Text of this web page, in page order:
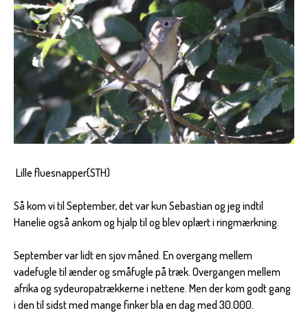
Lille fluesnapper(STH)
Så kom vi til September, det var kun Sebastian og jeg indtil
Hanelie også ankom og hjalp til og blev oplært i ringmærkning.
September var lidt en sjov måned. En overgang mellem
vadefugle til ænder og småfugle på træk. Overgangen mellem
afrika og sydeuropatrækkerne i nettene. Men der kom godt gang
i den til sidst med mange finker bla en dag med 30.000.